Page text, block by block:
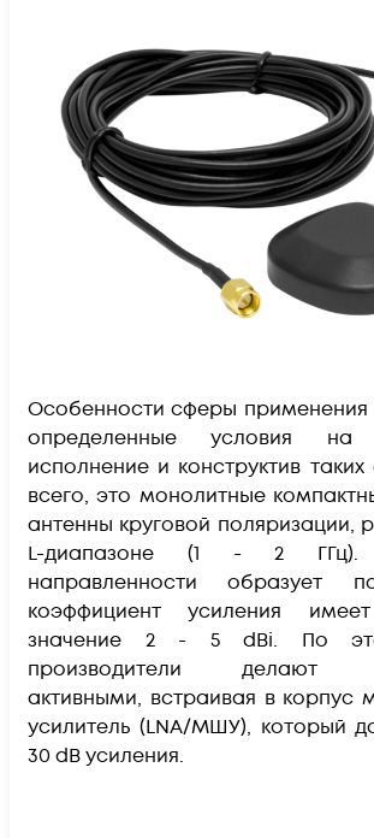
Особенности сферы
определенные условия на
исполнение и конструктив
всего, это монолитные
антенны круговой поляризации,
L-диапазоне (1 - 2 ГГц).
направленности образует
коэффициент усиления
значение 2 - 5 dBi. По
производители делают
активными, встраивая в корпус
усилитель (LNA/МШУ), который
30 dB усиления.